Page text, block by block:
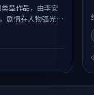
型作品，由李安
剧情在人物弧光与
感。可与站内国产
产在线观看」场景